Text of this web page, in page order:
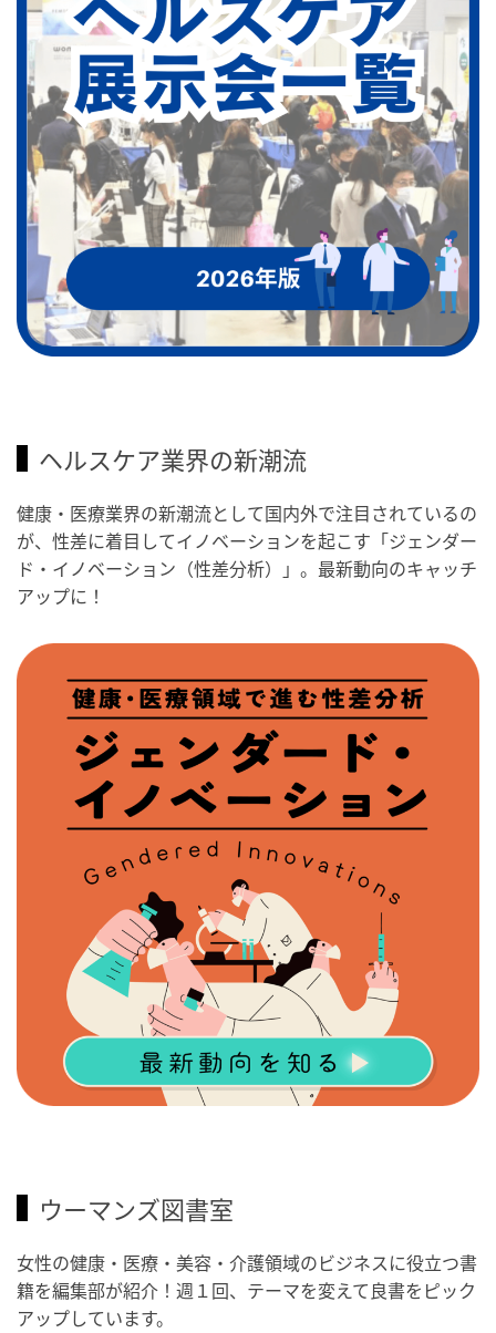
ヘルスケア業界の新潮流
健康・医療業界の新潮流として国内外で注目されているの
が、性差に着目してイノベーションを起こす「ジェンダー
ド・イノベーション（性差分析）」。最新動向のキャッチ
アップに！
ウーマンズ図書室
女性の健康・医療・美容・介護領域のビジネスに役立つ書
籍を編集部が紹介！週１回、テーマを変えて良書をピック
アップしています。